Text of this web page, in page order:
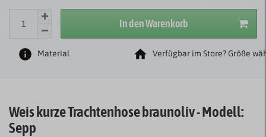
In den Warenkorb
Material Verfügbar im Store? Größe
Weis kurze Trachtenhose braunoliv - Modell:
Sepp